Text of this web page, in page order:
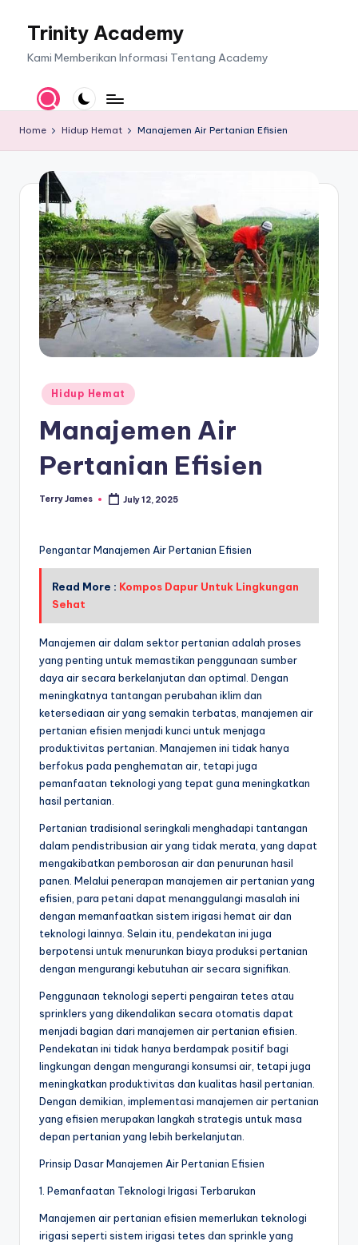
Trinity Academy
Kami Memberikan Informasi Tentang Academy
Home Hidup Hemat Manajemen Air Pertanian Efisien
Posted
in
Hidup Hemat
Manajemen Air
Pertanian Efisien
Posted
Terry James July 12, 2025
Pengantar Manajemen Air Pertanian Efisien
Read More : Kompos Dapur Untuk Lingkungan
Sehat
Manajemen air dalam sektor pertanian adalah proses
yang penting untuk memastikan penggunaan sumber
daya air secara berkelanjutan dan optimal. Dengan
meningkatnya tantangan perubahan iklim dan
ketersediaan air yang semakin terbatas, manajemen air
pertanian efisien menjadi kunci untuk menjaga
produktivitas pertanian. Manajemen ini tidak hanya
berfokus pada penghematan air, tetapi juga
pemanfaatan teknologi yang tepat guna meningkatkan
hasil pertanian.
Pertanian tradisional seringkali menghadapi tantangan
dalam pendistribusian air yang tidak merata, yang dapat
mengakibatkan pemborosan air dan penurunan hasil
panen. Melalui penerapan manajemen air pertanian yang
efisien, para petani dapat menanggulangi masalah ini
dengan memanfaatkan sistem irigasi hemat air dan
teknologi lainnya. Selain itu, pendekatan ini juga
berpotensi untuk menurunkan biaya produksi pertanian
dengan mengurangi kebutuhan air secara signifikan.
Penggunaan teknologi seperti pengairan tetes atau
sprinklers yang dikendalikan secara otomatis dapat
menjadi bagian dari manajemen air pertanian efisien.
Pendekatan ini tidak hanya berdampak positif bagi
lingkungan dengan mengurangi konsumsi air, tetapi juga
meningkatkan produktivitas dan kualitas hasil pertanian.
Dengan demikian, implementasi manajemen air pertanian
yang efisien merupakan langkah strategis untuk masa
depan pertanian yang lebih berkelanjutan.
Prinsip Dasar Manajemen Air Pertanian Efisien
1. Pemanfaatan Teknologi Irigasi Terbarukan
Manajemen air pertanian efisien memerlukan teknologi
irigasi seperti sistem irigasi tetes dan sprinkle yang